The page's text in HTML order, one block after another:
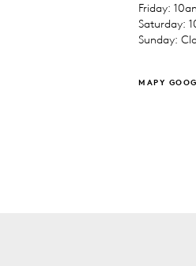
Friday:
Saturday:
Sunday:
MAPY